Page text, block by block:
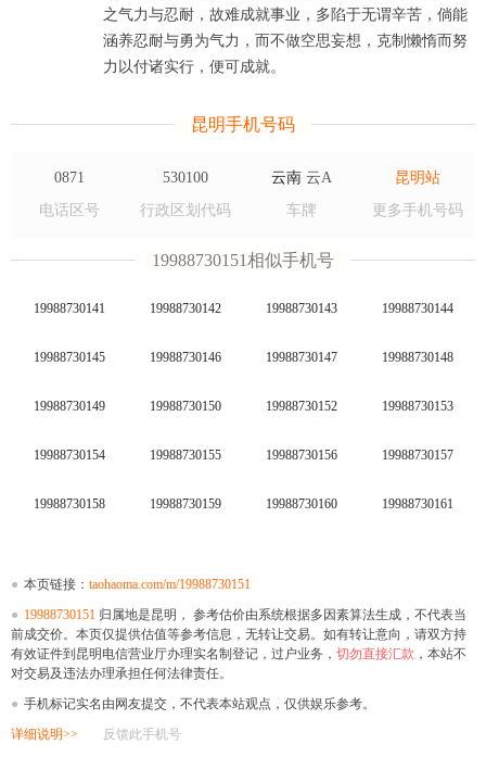
之气力与忍耐，故难成就事业，多陷于无谓辛苦，倘能
涵养忍耐与勇为气力，而不做空思妄想，克制懒惰而努
力以付诸实行，便可成就。
昆明手机号码
0871
电话区号
530100
行政区划代码
云南云A
车牌
昆明站
更多手机号码
19988730151相似手机号
19988730141 19988730142 19988730143 19988730144
19988730145 19988730146 19988730147 19988730148
19988730149 19988730150 19988730152 19988730153
19988730154 19988730155 19988730156 19988730157
19988730158 19988730159 19988730160 19988730161
● 本页链接： taohaoma.com/m/19988730151
● 19988730151 归属地是昆明， 参考估价由系统根据多因素算法生成，不代表当
前成交价。本页仅提供估值等参考信息，无转让交易。如有转让意向，请双方持
有效证件到昆明电信营业厅办理实名制登记，过户业务， 切勿直接汇款 ，本站不
对交易及违法办理承担任何法律责任。
● 手机标记实名由网友提交，不代表本站观点，仅供娱乐参考。
详细说明>>
反馈此手机号